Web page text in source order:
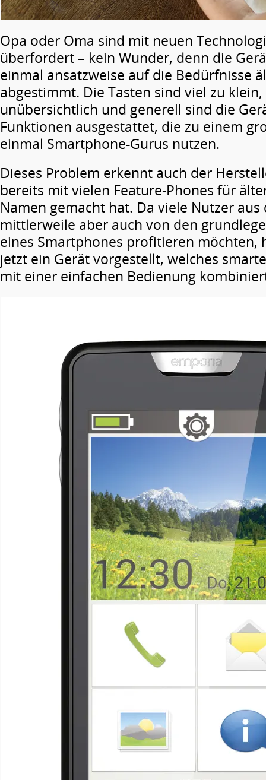
Opa oder Oma sind mit neuen
überfordert – kein Wunder, denn die
einmal ansatzweise auf die Bedürfnisse
abgestimmt. Die Tasten sind viel zu
unübersichtlich und generell sind die
Funktionen ausgestattet, die zu einem
einmal Smartphone-Gurus nutzen.
Dieses Problem erkennt auch der
bereits mit vielen Feature-Phones für
Namen gemacht hat. Da viele Nutzer
mittlerweile aber auch von den
eines Smartphones profitieren möchten,
jetzt ein Gerät vorgestellt, welches
mit einer einfachen Bedienung